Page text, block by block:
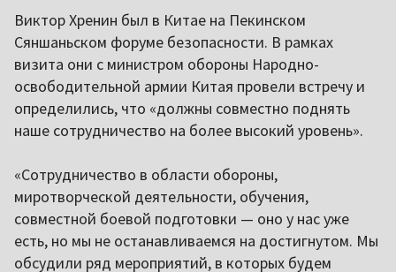
Виктор Хренин был в Китае на Пекинском
Сяншаньском форуме безопасности. В рамках
визита они с министром обороны Народно-
освободительной армии Китая провели встречу и
определились, что «должны совместно поднять
наше сотрудничество на более высокий уровень».
«Сотрудничество в области обороны,
миротворческой деятельности, обучения,
совместной боевой подготовки — оно у нас уже
есть, но мы не останавливаемся на достигнутом. Мы
обсудили ряд мероприятий, в которых будем